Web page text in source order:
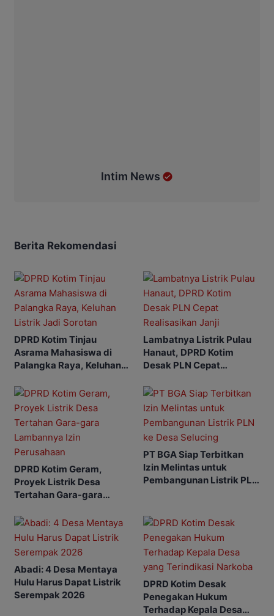
Intim News
Berita Rekomendasi
DPRD Kotim Tinjau
Asrama Mahasiswa di
Palangka Raya, Keluhan
Lambatnya Listrik Pulau
Hanaut, DPRD Kotim
Desak PLN Cepat
DPRD Kotim Geram,
Proyek Listrik Desa
Tertahan Gara-gara
Perusahaan
PT BGA Siap Terbitkan
Izin Melintas untuk
Pembangunan Listrik PLN
Abadi: 4 Desa Mentaya
Hulu Harus Dapat Listrik
Serempak 2026
DPRD Kotim Desak
Penegakan Hukum
Terhadap Kepala Desa